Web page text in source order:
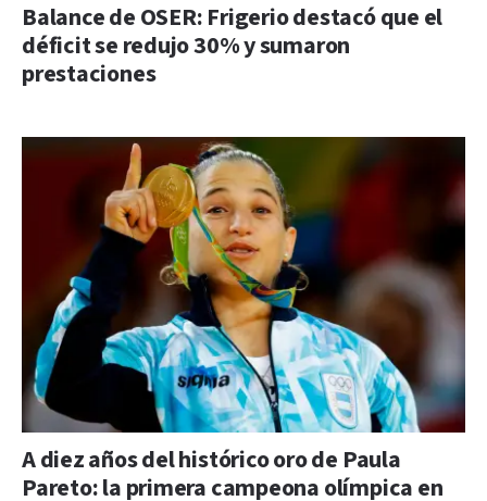
Balance de OSER: Frigerio destacó que el
déficit se redujo 30% y sumaron
prestaciones
A diez años del histórico oro de Paula
Pareto: la primera campeona olímpica en